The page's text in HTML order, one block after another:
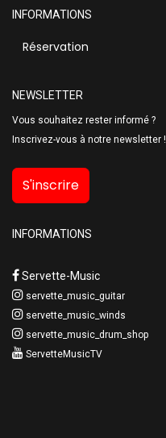
INFORMATIONS
Réservation
NEWSLETTER
Vous souhaitez rester informé ?
Inscrivez-vous à notre newsletter !
S'inscrire
INFORMATIONS
Servette-Music
servette_music_guitar
servette_music_winds
servette_music_drum_shop
ServetteMusicTV